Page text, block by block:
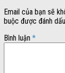
Email của bạn sẽ
buộc được đánh dấu
Bình luận *